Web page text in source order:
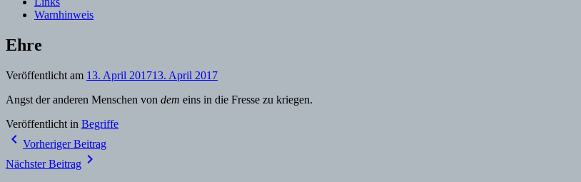
Warnhinweis
Ehre
Veröffentlicht am 13. April 201713. April 2017
Angst der anderen Menschen von dem eins in die Fresse zu kriegen.
Veröffentlicht in Begriffe
Beitragsnavigation
navigate_before Vorheriger Beitrag
Nächster Beitrag navigate_next